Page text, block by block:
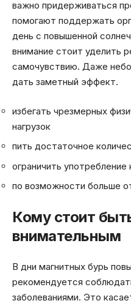
важно придерживаться
помогают поддержать
день с повышенной
внимание стоит уделить
самочувствию. Даже
дать заметный эффект.
избегать чрезмерных
нагрузок
пить достаточное
ограничить употребление
по возможности больше
Кому стоит
внимательным
В дни магнитных бурь
рекомендуется
заболеваниями. Это